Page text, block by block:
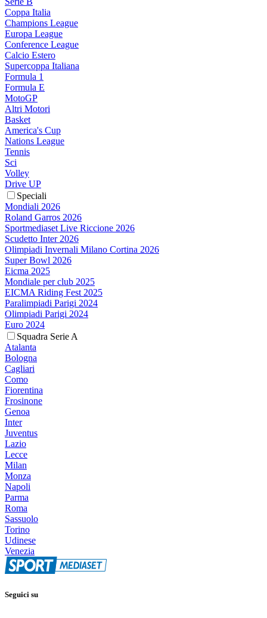
Coppa Italia
Champions League
Europa League
Conference League
Calcio Estero
Supercoppa Italiana
Formula 1
Formula E
MotoGP
Altri Motori
Basket
America's Cup
Nations League
Tennis
Sci
Volley
Drive UP
Speciali
Mondiali 2026
Roland Garros 2026
Sportmediaset Live Riccione 2026
Scudetto Inter 2026
Olimpiadi Invernali Milano Cortina 2026
Super Bowl 2026
Eicma 2025
Mondiale per club 2025
EICMA Riding Fest 2025
Paralimpiadi Parigi 2024
Olimpiadi Parigi 2024
Euro 2024
Squadra Serie A
Atalanta
Bologna
Cagliari
Como
Fiorentina
Frosinone
Genoa
Inter
Juventus
Lazio
Lecce
Milan
Monza
Napoli
Parma
Roma
Sassuolo
Torino
Udinese
Venezia
Seguici su